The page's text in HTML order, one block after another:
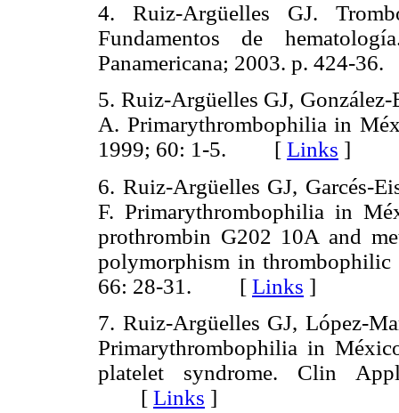
4. Ruiz-Argüelles GJ.
Fundamentos de
Panamericana; 2003. p.
5. Ruiz-Argüelles GJ,
A. Primarythrombophilia in
1999; 60: 1-5. [ Links ]
6. Ruiz-Argüelles GJ, Garcés-
F. Primarythrombophilia in
prothrombin G202 10A and
polymorphism in thrombophilic
66: 28-31. [ Links ]
7. Ruiz-Argüelles GJ, López-
Primarythrombophilia in
platelet syndrome. Clin
[ Links ]